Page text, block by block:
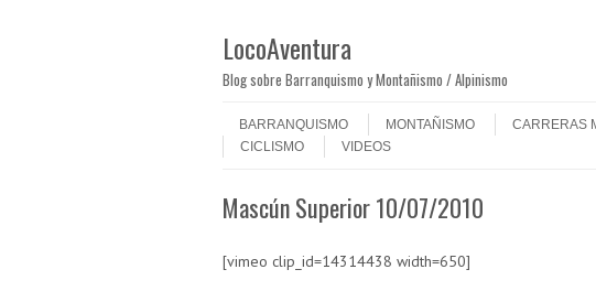
LocoAventura
Blog sobre Barranquismo y Montañismo / Alpinismo
Menú
BARRANQUISMO
MONTAÑISMO CARRERAS
CICLISMO
VIDEOS
Mascún Superior 10/07/2010
[vimeo clip_id=14314438 width=650]